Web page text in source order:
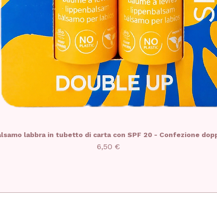
labbra in tubetto di carta con SPF 20 - Confezione
Prezzo
6,50 €